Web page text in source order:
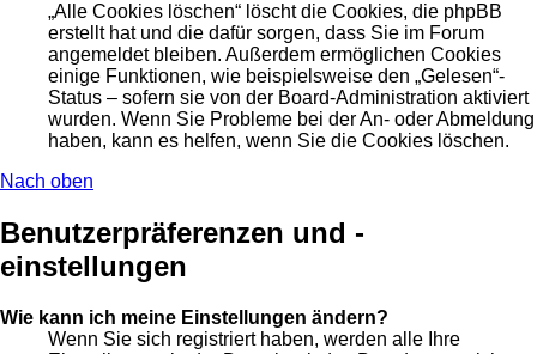
„Alle Cookies löschen“ löscht die Cookies, die phpBB
erstellt hat und die dafür sorgen, dass Sie im Forum
angemeldet bleiben. Außerdem ermöglichen Cookies
einige Funktionen, wie beispielsweise den „Gelesen“-
Status – sofern sie von der Board-Administration aktiviert
wurden. Wenn Sie Probleme bei der An- oder Abmeldung
haben, kann es helfen, wenn Sie die Cookies löschen.
Nach oben
Benutzerpräferenzen und -
einstellungen
Wie kann ich meine Einstellungen ändern?
Wenn Sie sich registriert haben, werden alle Ihre